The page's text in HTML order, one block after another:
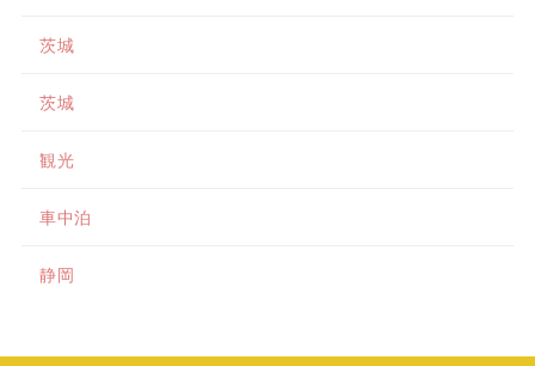
茨城
茨城
観光
車中泊
静岡